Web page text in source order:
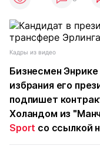
Кадры из видео
Бизнесмен Энрике
избрания его
подпишет
Холандом из
Sport со ссылкой